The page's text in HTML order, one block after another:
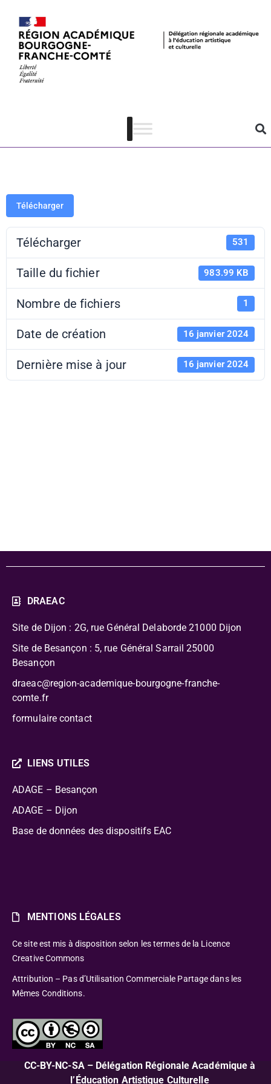
drae@ctu #68
– 2 – 16 janvier
2024
Télécharger
Télécharger 531
Taille du fichier 983.99 KB
Nombre de fichiers 1
Date de création 16 janvier 2024
Dernière mise à jour 16 janvier 2024
DRAEAC
Site de Dijon : 2G, rue Général Delaborde 21000 Dijon
Site de Besançon : 5, rue Général Sarrail 25000
Besançon
draeac@region-academique-bourgogne-franche-
comte.fr
formulaire contact
LIENS UTILES
ADAGE – Besançon
ADAGE – Dijon
Base de données des dispositifs EAC
MENTIONS LÉGALES
Ce site est mis à disposition selon les termes de la Licence
Creative Commons
Attribution – Pas d’Utilisation Commerciale Partage dans les
Mêmes Conditions.
CC-BY-NC-SA – Délégation Régionale Académique à
l’Éducation Artistique Culturelle